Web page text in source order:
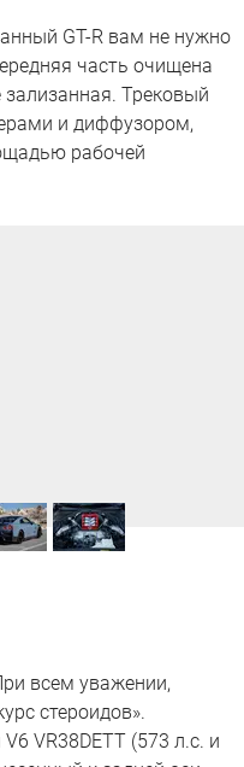
GT-R вам не нужно
часть очищена
Трековый
и диффузором,
рабочей
всем уважении,
стероидов».
VR38DETT (573 л.с. и